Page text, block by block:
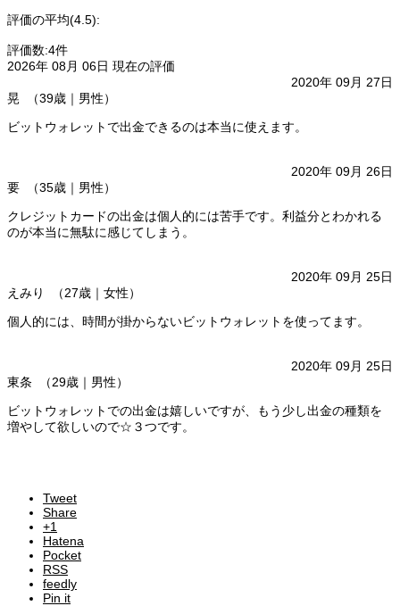
評価の平均(4.5):
評価数:4件
2026年 08月 06日 現在の評価
2020年 09月 27日
晃 （39歳｜男性）
ビットウォレットで出金できるのは本当に使えます。
2020年 09月 26日
要 （35歳｜男性）
クレジットカードの出金は個人的には苦手です。利益分とわかれる
のが本当に無駄に感じてしまう。
2020年 09月 25日
えみり （27歳｜女性）
個人的には、時間が掛からないビットウォレットを使ってます。
2020年 09月 25日
東条 （29歳｜男性）
ビットウォレットでの出金は嬉しいですが、もう少し出金の種類を
増やして欲しいので☆３つです。
Tweet
Share
+1
Hatena
Pocket
RSS
feedly
Pin it